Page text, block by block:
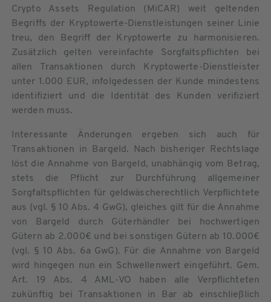
Crypto Assets Regulation (MiCAR) weit geltenden
Begriffs der Kryptowerte-Dienstleistungen seiner Linie
treu, den Begriff der Kryptowerte zu harmonisieren.
Zusätzlich gelten vereinfachte Sorgfaltspflichten bei
allen Transaktionen durch Kryptowerte-Dienstleister
unter 1.000 EUR, infolgedessen der Kunde mindestens
identifiziert und die Identität des Kunden verifiziert
werden muss.
Interessante Änderungen ergeben sich auch für
Transaktionen in Bargeld. Nach bisheriger Rechtslage
löst die Annahme von Bargeld, unabhängig vom Betrag,
stets die Pflicht zur Durchführung allgemeiner
Sorgfaltspflichten für geldwäscherechtlich Verpflichtete
aus (vgl. § 10 Abs. 4 GwG), gleiches gilt für die Annahme
von Bargeld durch Güterhändler bei hochwertigen
Gütern ab 2.000€ und bei sonstigen Gütern ab 10.000€
(vgl. § 10 Abs. 6a GwG). Für die Annahme von Bargeld
wird hingegen nun ein Schwellenwert eingeführt. Gem.
Art. 19 Abs. 4 AML-VO haben alle Verpflichteten
zukünftig bei Transaktionen in Bar ab einschließlich